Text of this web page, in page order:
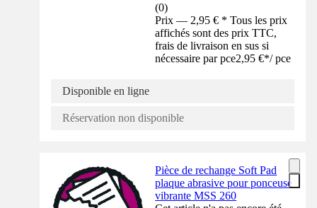
(0)
Prix — 2,95 € * Tous les prix
affichés sont des prix TTC,
frais de livraison en sus si
nécessaire par pce2,95 €*/ pce
Disponible en ligne
Réservation non disponible
Pièce de rechange Soft Pad
plaque abrasive pour ponceuse
vibrante MSS 260